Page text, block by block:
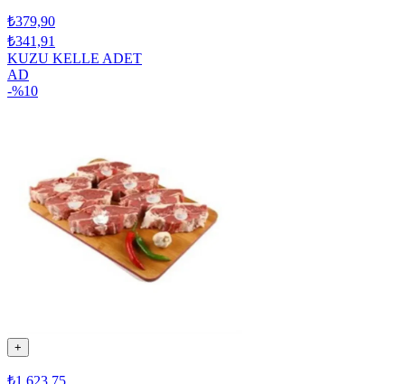
₺379,90
₺341,91
KUZU KELLE ADET
AD
-%10
+
₺1.623,75